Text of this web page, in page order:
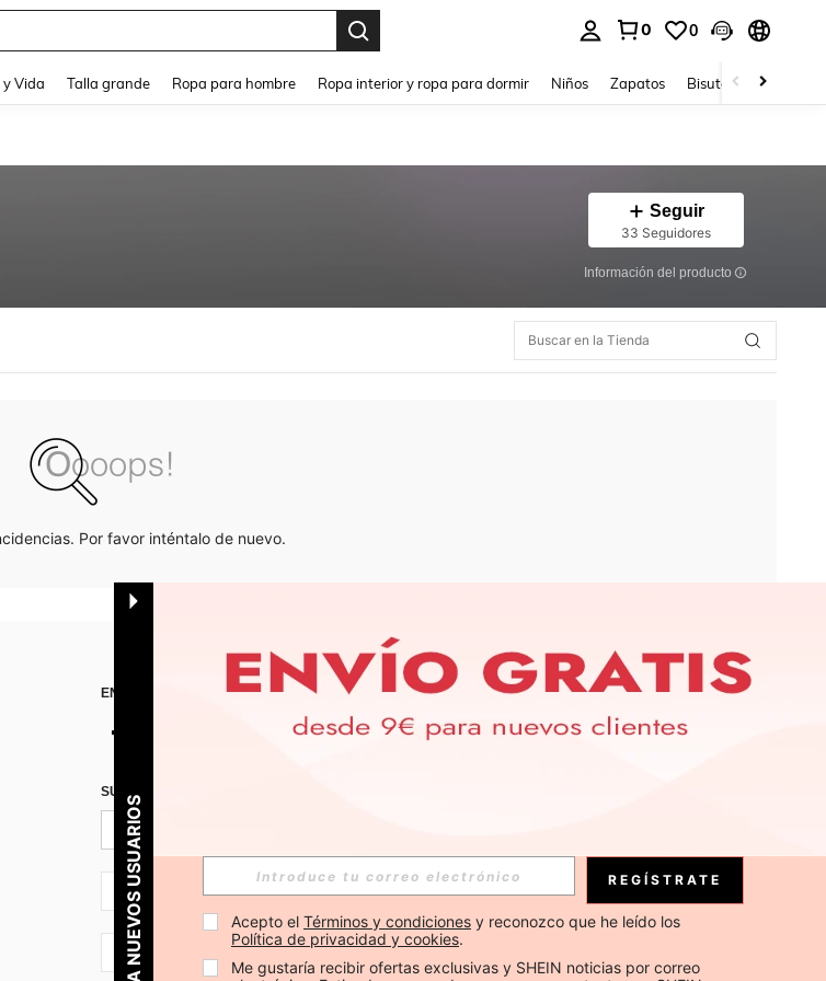
0 0
Vida Talla grande Ropa para hombre Ropa interior y ropa para dormir Niños Zapatos Bisutería Y
Seguir
33 Seguidores
Información del producto
Por favor inténtalo de nuevo.
ENCUÉNTRANOS EN APP
SUSCRÍBETE PARA RECIBIR OFERTAS EXCLUSIVAS, PROMOCIONES Y NOTICIAS DE SHEIN
ES + 34
ES + 34
PARA NUEVOS USUARIOS REGÍSTRATE
Acepto el Términos y condiciones y reconozco que he leído los
Política de privacidad y cookies.
Me gustaría recibir ofertas exclusivas y SHEIN noticias por correo